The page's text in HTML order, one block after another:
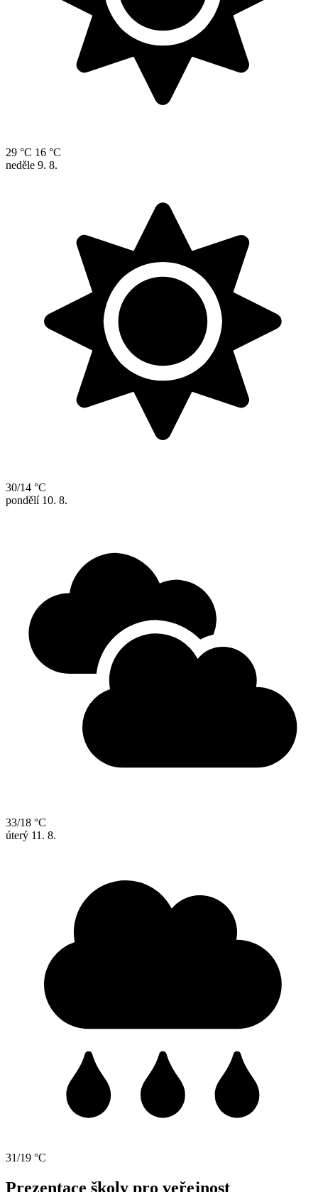
29 °C 16 °C
neděle 9. 8.
30/14 °C
pondělí 10. 8.
33/18 °C
úterý 11. 8.
31/19 °C
Prezentace školy pro veřejnost